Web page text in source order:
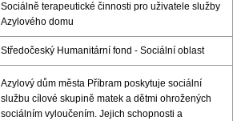
Sociálně terapeutické činnosti pro uživatele služby
Azylového domu
Středočeský Humanitární fond - Sociální oblast
Azylový dům města Příbram poskytuje sociální
službu cílové skupině matek a dětmi ohrožených
sociálním vyloučením. Jejich schopnosti a